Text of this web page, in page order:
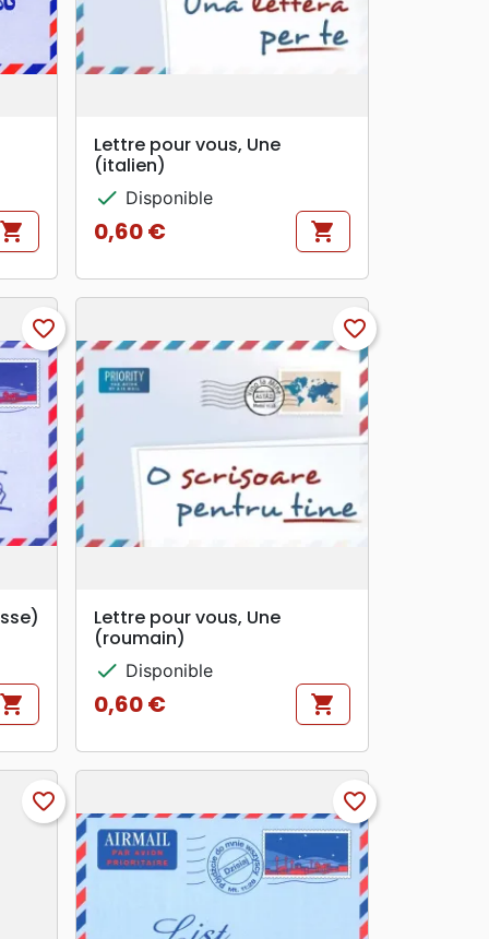
shopping_cart
search APERÇU RAPIDE
Lettre pour vous, Une
(italien)
check Disponible
Prix
0,60 € shopping_cart
favorite_border
shopping_cart
search APERÇU RAPIDE
favorite_border
Lettre pour vous, Une
(roumain)
check Disponible
Prix
0,60 € shopping_cart
favorite_border favorite_border